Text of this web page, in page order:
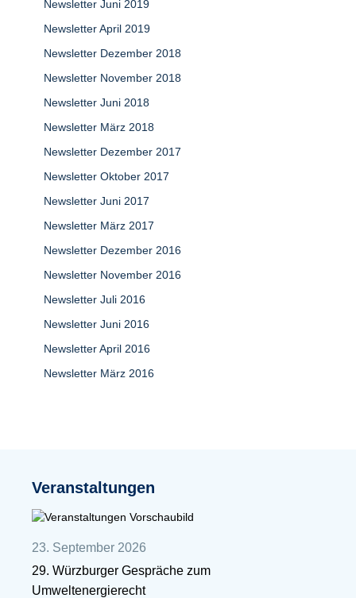
Newsletter Juni 2019
Newsletter April 2019
Newsletter Dezember 2018
Newsletter November 2018
Newsletter Juni 2018
Newsletter März 2018
Newsletter Dezember 2017
Newsletter Oktober 2017
Newsletter Juni 2017
Newsletter März 2017
Newsletter Dezember 2016
Newsletter November 2016
Newsletter Juli 2016
Newsletter Juni 2016
Newsletter April 2016
Newsletter März 2016
Veranstaltungen
23. September 2026
29. Würzburger Gespräche zum
Umweltenergierecht